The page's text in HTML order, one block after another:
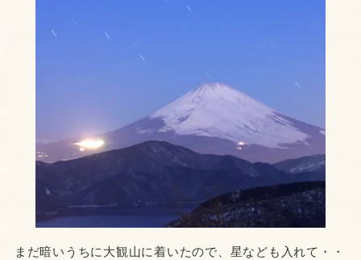
まだ暗いうちに大観山に着いたので、星なども入れて・・